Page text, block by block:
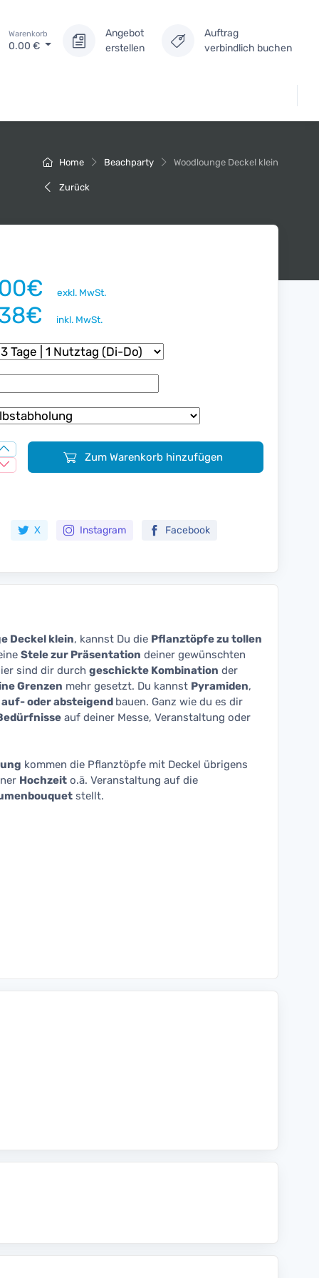
Warenkorb
0.00 €
Angebot
erstellen
Auftrag
verbindlich buchen
Home Beachparty Woodlounge Deckel klein
Zurück
exkl. MwSt.
inkl. MwSt.
Zum Warenkorb hinzufügen
X Instagram Facebook
Deckel klein, kannst Du die Pflanztöpfe zu tollen
Stele zur Präsentation deiner gewünschten
sind dir durch geschickte Kombination der
Grenzen mehr gesetzt. Du kannst Pyramiden,
oder absteigend bauen. Ganz wie du es dir
auf deiner Messe, Veranstaltung oder
kommen die Pflanztöpfe mit Deckel übrigens
Hochzeit o.ä. Veranstaltung auf die
stellt.